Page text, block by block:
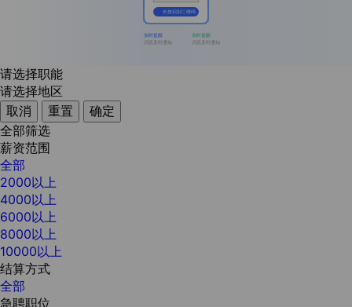
长按识别二维码
实时提醒
消息及时通知
实时提醒
消息及时通知
请选择职能
请选择地区
取消
重置
确定
全部筛选
薪资范围
全部
2000以上
4000以上
6000以上
8000以上
10000以上
结算方式
全部
急聘职位